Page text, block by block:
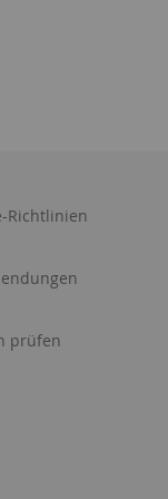
Richtlinien
prüfen